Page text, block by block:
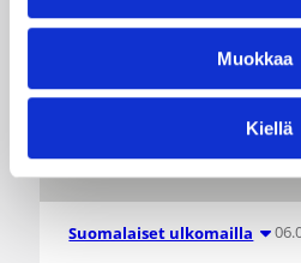
Muokkaa
Kiellä
Suomalaiset ulkomailla